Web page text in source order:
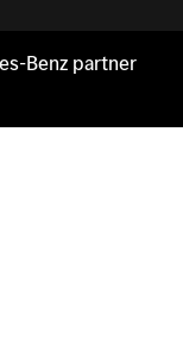
Benz partner